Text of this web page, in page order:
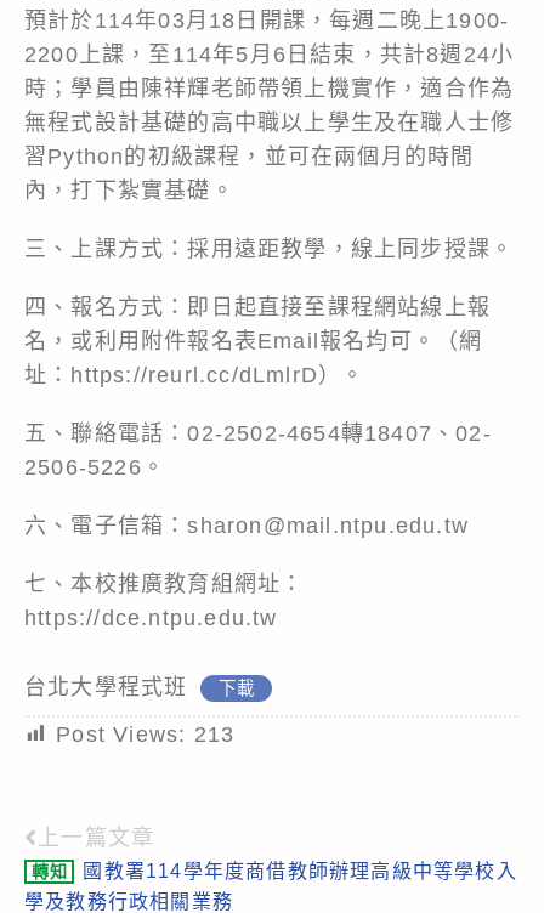
預計於114年03月18日開課，每週二晚上1900-
2200上課，至114年5月6日結束，共計8週24小
時；學員由陳祥輝老師帶領上機實作，適合作為
無程式設計基礎的高中職以上學生及在職人士修
習Python的初級課程，並可在兩個月的時間
內，打下紮實基礎。
三、上課方式：採用遠距教學，線上同步授課。
四、報名方式：即日起直接至課程網站線上報
名，或利用附件報名表Email報名均可。（網
址： https://reurl.cc/dLmlrD）。
五、聯絡電話：02-2502-4654轉18407、02-
2506-5226。
六、電子信箱：sharon@mail.ntpu.edu.tw
七、本校推廣教育組網址：
https://dce.ntpu.edu.tw
台北大學程式班 下載
Post Views: 213
Read
more
上一篇文章
轉知
國教署114學年度商借教師辦理高級中等學校入
學及教務行政相關業務